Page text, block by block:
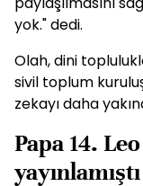
yok." dedi.
Olah, dini
sivil toplum
zekayı daha
Papa 14.
yayınlamıştı